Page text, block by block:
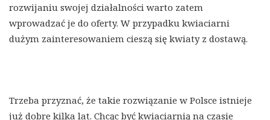
rozwijaniu swojej działalności warto zatem
wprowadzać je do oferty. W przypadku kwiaciarni
dużym zainteresowaniem cieszą się kwiaty z dostawą.
Trzeba przyznać, że takie rozwiązanie w Polsce istnieje
już dobre kilka lat. Chcąc być kwiaciarnią na czasie